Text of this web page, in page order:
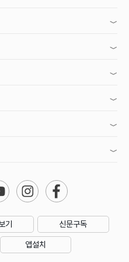
기 신문구독
앱설치